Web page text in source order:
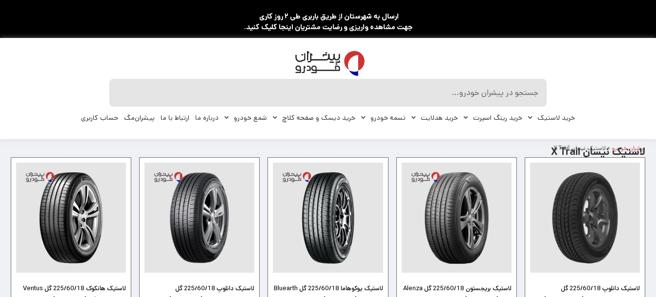
ارسال به شهرستان از طریق باربری طی ۲ روز کاری
جهت مشاهده واریزی و رضایت مشتریان اینجا کلیک کنید.
خرید لاستیک خرید رینگ اسپرت خرید هدلایت تسمه خودرو خرید دیسک و صفحه کلاچ شمع خودرو درباره ما ارتباط با ما پیشران‌مگ حساب کاربری
پیشران خودرو »لاستیک نیسان X Trail
لاستیک نیسان X Trail
لاستیک دانلوپ 225/60/18 گل
لاستیک بریجستون 225/60/18 گل Alenza
لاستیک یوکوهاما 225/60/18 گل Bluearth
لاستیک دانلوپ 225/60/18 گل
لاستیک هانکوک 225/60/18 گل Ventus